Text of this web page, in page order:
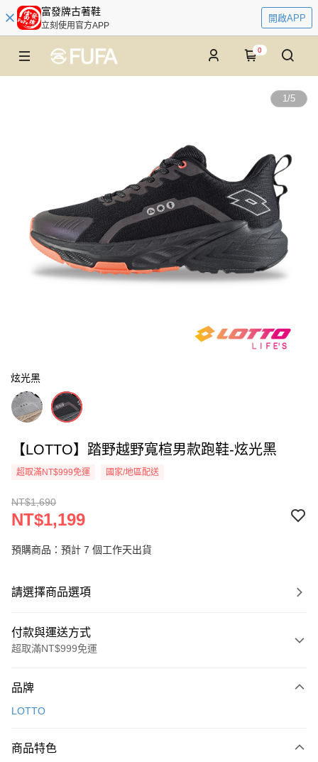
富發牌古著鞋
立刻使用官方APP
開啟APP
0
1/5
炫光黑
【LOTTO】踏野越野寬楦男款跑鞋-炫光黑
超取滿NT$999免運 國家/地區配送
NT$1,690
NT$1,199
預購商品：預計 7 個工作天出貨
請選擇商品選項
付款與運送方式
超取滿NT$999免運
信用卡一次付款
LINE Pay
品牌
LOTTO
商品特色